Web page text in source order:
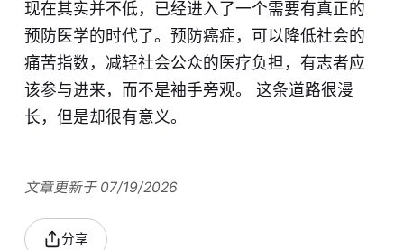
现在其实并不低，已经进入了一个需要有真正的
预防医学的时代了。预防癌症，可以降低社会的
痛苦指数，减轻社会公众的医疗负担，有志者应
该参与进来，而不是袖手旁观。 这条道路很漫
长，但是却很有意义。
文章更新于 07/19/2026
分享